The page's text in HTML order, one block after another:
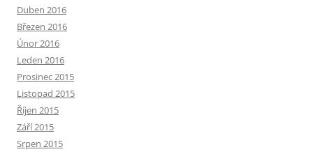
Duben 2016
Březen 2016
Únor 2016
Leden 2016
Prosinec 2015
Listopad 2015
Říjen 2015
Září 2015
Srpen 2015